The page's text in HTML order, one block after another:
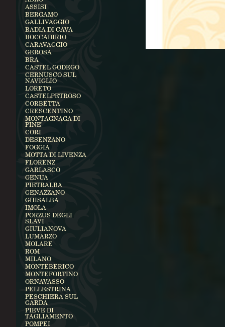
ASSISI
BERGAMO
GALLIVAGGIO
BADIA DI CAVA
BOCCADIRIO
CARAVAGGIO
GEROSA
BRA
CASTEL GODEGO
CERNUSCO SUL
NAVIGLIO
LORETO
CASTELPETROSO
CORBETTA
CRESCENTINO
MONTAGNAGA DI
PINE'
CORI
DESENZANO
FOGGIA
MOTTA DI LIVENZA
FLORENZ
GARLASCO
GENUA
PIETRALBA
GENAZZANO
GHISALBA
IMOLA
PORZUS DEGLI
SLAVI
GIULIANOVA
LUMARZO
MOLARE
ROM
MILANO
MONTEBERICO
MONTEFORTINO
ORNAVASSO
PELLESTRINA
PESCHIERA SUL
GARDA
PIEVE DI
TAGLIAMENTO
POMPEI